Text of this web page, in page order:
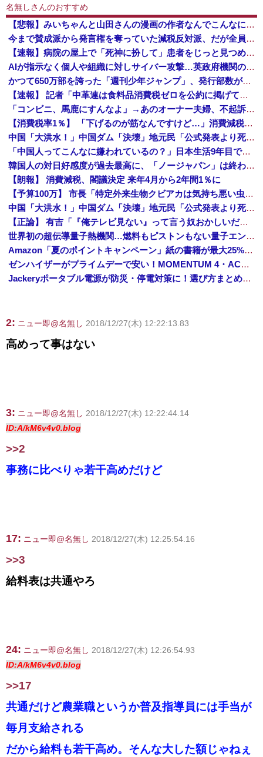
名無しさんのおすすめ
【悲報】みいちゃんと山田さんの漫画の作者なんでこんなに嫌われてるんだろうな
今まで賛成派から発言権を奪っていた減税反対派、だが全員に発言権が与えられるように方式変更された途端……
【速報】病院の屋上で「死神に扮して」患者をじっと見つめていた男性を逮捕
AIが指示なく個人や組織に対しサイバー攻撃…英政府機関の性能評価試験中！
かつて650万部を誇った「週刊少年ジャンプ」、発行部数が初の100万部割れ
【速報】 記者「中革連は食料品消費税ゼロを公約に掲げていたが？」→階猛氏「そ、それは財源確保という条件付き」
「コンビニ、馬鹿にすんなよ」→あのオーナー夫婦、不起訴ｗｗｗｗｗｗｗｗｗ
【消費税率1％】 「下げるのが筋なんですけど…」消費減税で値下がりする分と同じだけ商品を値上げして店頭価格を変えない店も
中国「大洪水！」中国ダム「決壊」地元民「公式発表より死者多い！」中国政府「住民拘束！（安否不明」中国当局「救助隊動画も削除」台風13号「三峡ダム接近中」→
「中国人ってこんなに嫌われているの？」日本生活9年目で明かす本心！
韓国人の対日好感度が過去最高に、「ノージャパン」は終わった？＝ネット「中国より100倍いい」
【朗報】 消費減税、閣議決定 来年4月から2年間1％に
【予算100万】 市長「特定外来生物クビアカは気持ち悪い虫だしそんな需要ないと思う」1匹300円相当の報奨金→初日に42万取られ焦り
中国「大洪水！」中国ダム「決壊」地元民「公式発表より死者多い！」中国政府「住民拘束！（安否不明」中国当局「救助隊動画も削除」台風13号「三峡ダム接近中」→
【正論】 有吉「『俺テレビ見ない』って言う奴おかしいだろ。団子屋で『団子食べない』って言うか？」
世界初の超伝導量子熱機関…燃料もピストンもない量子エンジンが回った！
Amazon「夏のポイントキャンペーン」紙の書籍が最大25%ポイント還元 対象と条件を整理（2026年7月）
ゼンハイザーがプライムデーで安い！MOMENTUM 4・ACCENTUMなど対象モデルまとめ！
Jackeryポータブル電源が防災・停電対策に！選び方まとめ【プライムデー最終日】
2: ニュー即@名無し 2018/12/27(木) 12:22:13.83
高めって事はない
3: ニュー即@名無し 2018/12/27(木) 12:22:44.14
ID:A/kM6v4v0.blog
>>2
事務に比べりゃ若干高めだけど
17: ニュー即@名無し 2018/12/27(木) 12:25:54.16
>>3
給料表は共通やろ
24: ニュー即@名無し 2018/12/27(木) 12:26:54.93
ID:A/kM6v4v0.blog
>>17
共通だけど農業職というか普及指導員には手当が
毎月支給される
だから給料も若干高め。そんな大した額じゃねぇ